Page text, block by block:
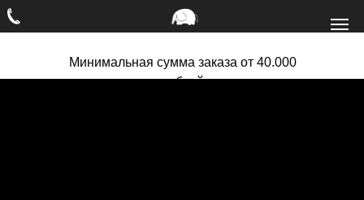
Минимальная сумма заказа от 40.000
рублей